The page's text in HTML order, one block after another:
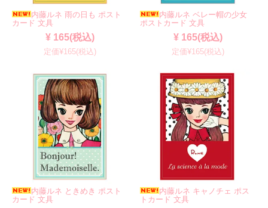
内藤ルネ 雨の日も ポスト
カード 文具
¥ 165(税込)
定価¥165(税込)
内藤ルネ ベレー帽の少女
ポストカード 文具
¥ 165(税込)
定価¥165(税込)
内藤ルネ ときめき ポスト
カード 文具
内藤ルネ キャノチェ ポス
トカード 文具